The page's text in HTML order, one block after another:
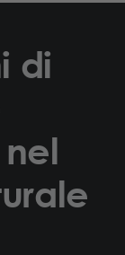
di